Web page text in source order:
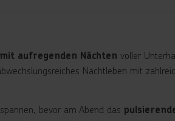
aufregenden Nächten voller
Nachtleben mit
bevor am Abend das